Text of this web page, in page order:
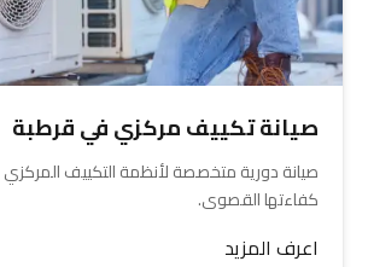
صيانة تكييف مركزي في قرطبة
صيانة دورية متخصصة لأنظمة التكييف
كفاءتها القصوى.
اعرف المزيد